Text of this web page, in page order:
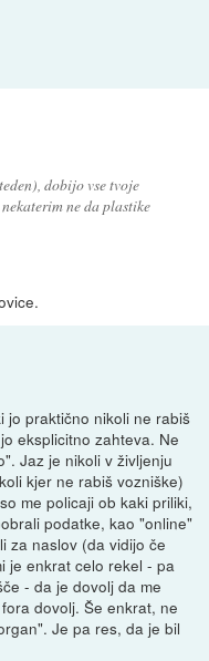
dobijo vse tvoje
ne da plastike
jo praktično nikoli ne rabiš
eksplicitno zahteva. Ne
Jaz je nikoli v življenju
kjer ne rabiš vozniške)
me policaji ob kaki priliki,
podatke, kao "online"
za naslov (da vidijo če
je enkrat celo rekel - pa
- da je dovolj da me
dovolj. Še enkrat, ne
Je pa res, da je bil